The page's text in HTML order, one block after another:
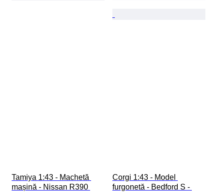
Tamiya 1:43 - Machetă
mașină - Nissan R390
Corgi 1:43 - Model
furgonetă - Bedford S -